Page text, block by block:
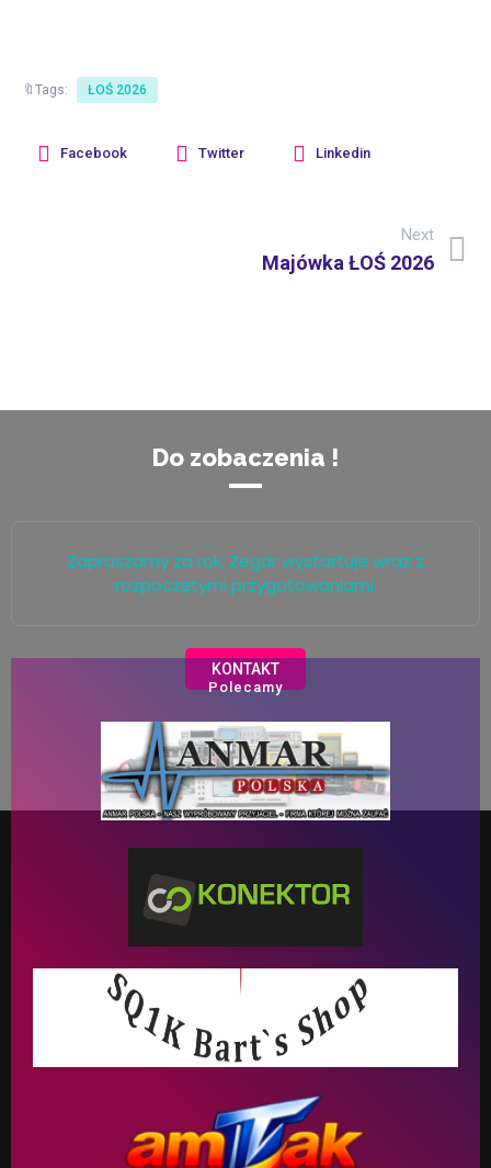
🔖Tags: ŁOŚ 2026
Facebook Twitter Linkedin
Next
Majówka ŁOŚ 2026
Do zobaczenia !
Zapraszamy za rok. Zegar wystartuje wraz z
rozpoczętymi przygotowaniami.
KONTAKT
Polecamy